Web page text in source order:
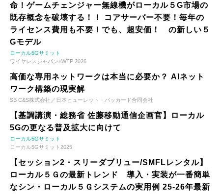
命！ゲームチェンジャー無線機がローカル５G市場の
既存概念を破壊する！！ コアサーバー不要！毎年の
ライセンス費用も不要！でも、超安価！ の新しい５
Gモデル
ローカル5Gサミット
ワイヤレスジャパン×WTP 2026
高価な専用ネットワークは本当に必要か？ AIネット
ワーク構築の現実解
SB C&S株式会社／日本ヒューレット・パッカード合同会社
【基調講演・総務省 佐藤移動通信企画官】ローカル
5Gの更なる普及拡大に向けて
ローカル5Gサミット
ローカル5Gサミット2025
【セッション2・スリーダブリュー/SMFLレンタル】
ローカル５Ｇの最新トレンド 導入・実装が一番簡単
なシン・ローカル５Ｇシステムの実用例 25-26年最新